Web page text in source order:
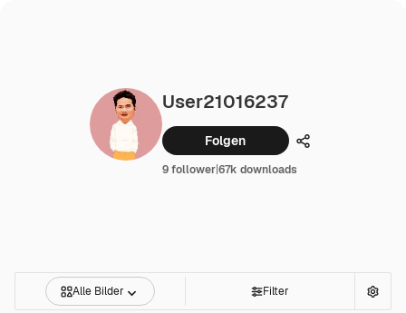
User21016237
Folgen Teilen
9 follower|67k downloads
Alle Bilder Filter